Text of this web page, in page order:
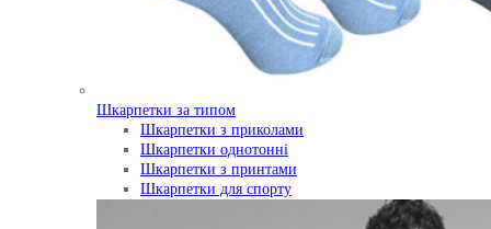
Шкарпетки за типом
Шкарпетки з приколами
Шкарпетки однотонні
Шкарпетки з принтами
Шкарпетки для спорту